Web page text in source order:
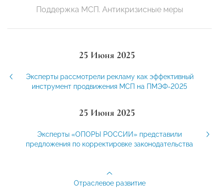
Поддержка МСП. Антикризисные меры
25 Июня 2025
Эксперты рассмотрели рекламу как эффективный
инструмент продвижения МСП на ПМЭФ-2025
25 Июня 2025
Эксперты «ОПОРЫ РОССИИ» представили
предложения по корректировке законодательства
Отраслевое развитие